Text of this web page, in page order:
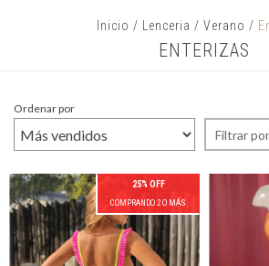
Inicio / Lenceria / Verano /
ENTERIZAS
Ordenar por
Filtrar por
25% OFF
COMPRANDO 2 O MÁS